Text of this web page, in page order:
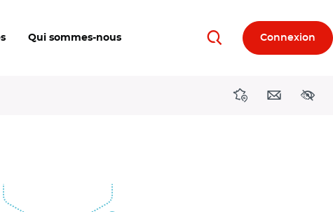
Qui sommes-nous RechercherConnexion
DirectionsContact